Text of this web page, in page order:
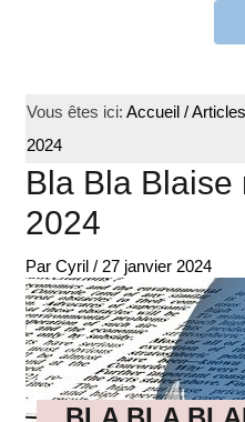
Vous êtes ici:Accueil /Articles
2024
Bla Bla Blaise
2024
ParCyril/ 27 janvier 2024